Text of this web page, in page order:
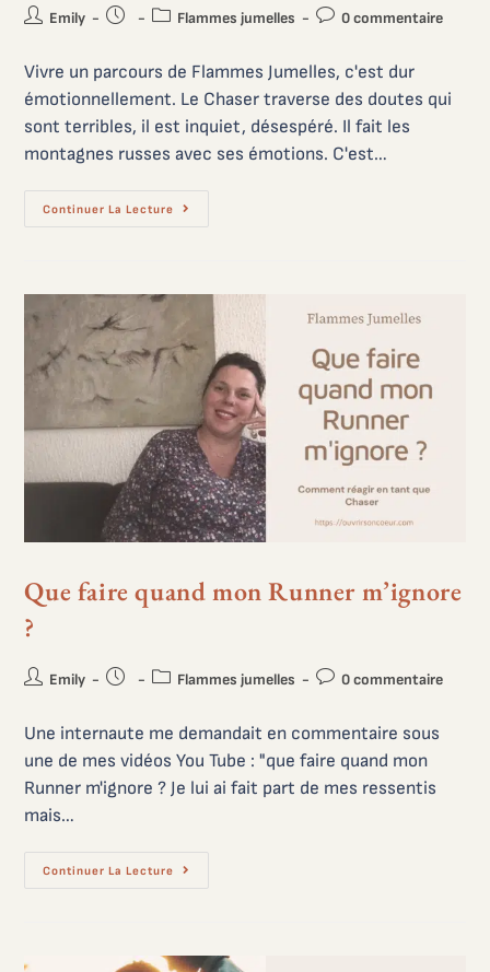
Emily Flammes jumelles 0 commentaire
Vivre un parcours de Flammes Jumelles, c'est dur
émotionnellement. Le Chaser traverse des doutes qui
sont terribles, il est inquiet, désespéré. Il fait les
montagnes russes avec ses émotions. C'est…
Continuer La Lecture
Que faire quand mon Runner m’ignore
?
Emily Flammes jumelles 0 commentaire
Une internaute me demandait en commentaire sous
une de mes vidéos You Tube : "que faire quand mon
Runner m'ignore ? Je lui ai fait part de mes ressentis
mais…
Continuer La Lecture